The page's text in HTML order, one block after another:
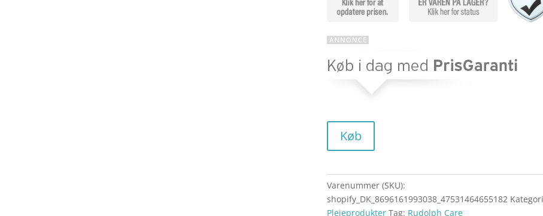
kr.
Køb
Varenummer (SKU):
shopify_DK_8696161993038_47531464655182
Plejeprodukter Tag: Rudolph Care